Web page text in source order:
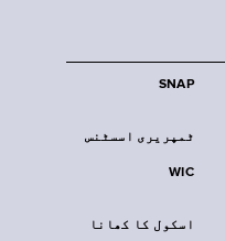
SNAP
ٹمپریری اسسٹنس
WIC
اسکول کا کھانا